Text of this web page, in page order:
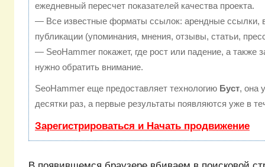
ежедневный пересчет показателей качества проекта.
— Все известные форматы ссылок: арендные ссылки,
публикации (упоминания, мнения, отзывы, статьи,
— SeoHammer покажет, где рост или падение, а также
нужно обратить внимание.
SeoHammer еще предоставляет технологию Буст, она
десятки раз, а первые результаты появляются уже в
Зарегистрироваться и Начать продвижение